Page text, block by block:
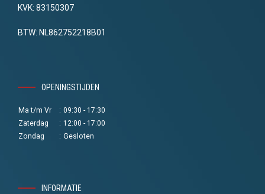
KVK: 83150307
BTW: NL862752218B01
OPENINGSTIJDEN
Ma t/m Vr : 09:30 - 17:30
Zaterdag
: 12:00 - 17:00
Zondag
: Gesloten
INFORMATIE